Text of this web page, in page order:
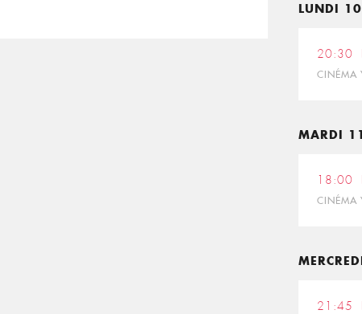
LUNDI
20:30
CINÉMA
MARDI
18:00
CINÉMA
21:45